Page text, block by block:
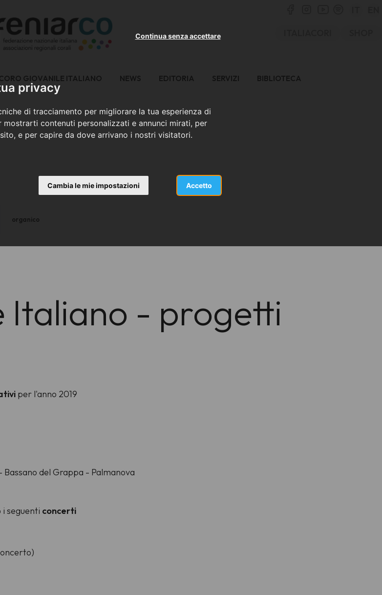
privacy
di tracciamento per migliorare la tua esperienza di
mostrarti contenuti personalizzati e annunci mirati, per
e per capire da dove arrivano i nostri visitatori.
Accetto
Continua senza accettare
Cambia le mie impostazioni
GIOVANILE ITALIANO NEWS EDITORIA SERVIZI BIBLIOTECA
organico
Italiano - progetti
per l'anno 2019
del Grappa - Palmanova
seguenti concerti